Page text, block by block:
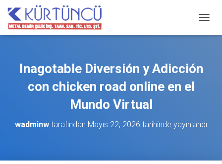
E
P
Inagotable Diversión y Adicción
con chicken road online en el
Mundo Virtual
wadminw tarafından Mayıs 22, 2026 tarihinde yayınlandı